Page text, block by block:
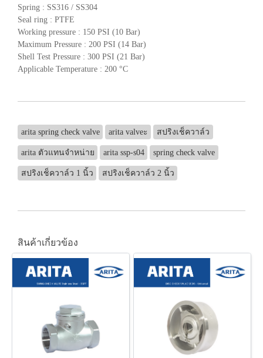
Spring : SS316 / SS304
Seal ring : PTFE
Working pressure : 150 PSI (10 Bar)
Maximum Pressure : 200 PSI (14 Bar)
Shell Test Pressure : 300 PSI (21 Bar)
Applicable Temperature : 200 °C
arita spring check valve arita valveะ สปริงเช็ควาล์ว
arita ตัวแทนจำหน่าย arita ssp-s04 spring check valve
สปริงเช็ควาล์ว 1 นิ้ว สปริงเช็ควาล์ว 2 นิ้ว
สินค้าเกี่ยวข้อง